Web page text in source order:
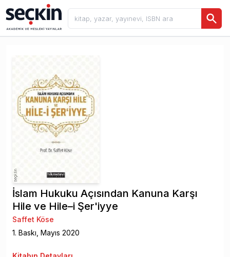
İslam Hukuku Açısından Kanuna Karşı
Hile ve Hile–i Şer'iyye
Saffet Köse
1. Baskı, Mayıs 2020